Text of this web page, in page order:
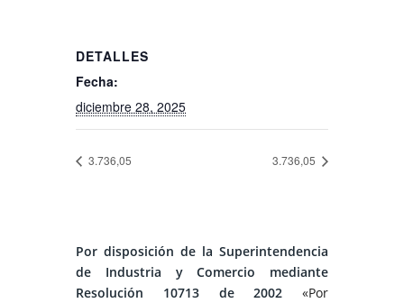
DETALLES
Fecha:
diciembre 28, 2025
3.736,05 3.736,05
Por disposición de la Superintendencia
de Industria y Comercio mediante
Resolución 10713 de 2002 «Por